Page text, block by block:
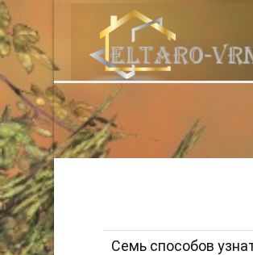
АВТОРИЗАЦИЯ НА
Чужой компьютер
Семь способов